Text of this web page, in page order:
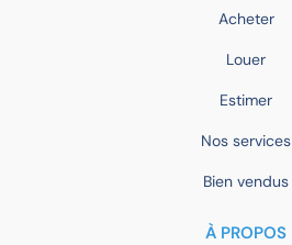
Acheter
Louer
Estimer
Nos services
Bien vendus
À PROPOS